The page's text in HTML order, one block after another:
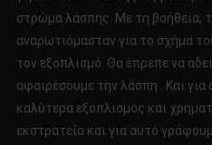
στρώμα λάσπης. Με τη βοήθεια,
αναρωτιόμασταν για το σχήμα
τον εξοπλισμό. Θα έπρεπε να
αφαιρέσουμε την λάσπη . Και για
καλύτερα εξοπλισμός και
εκστρατεία και για αυτό